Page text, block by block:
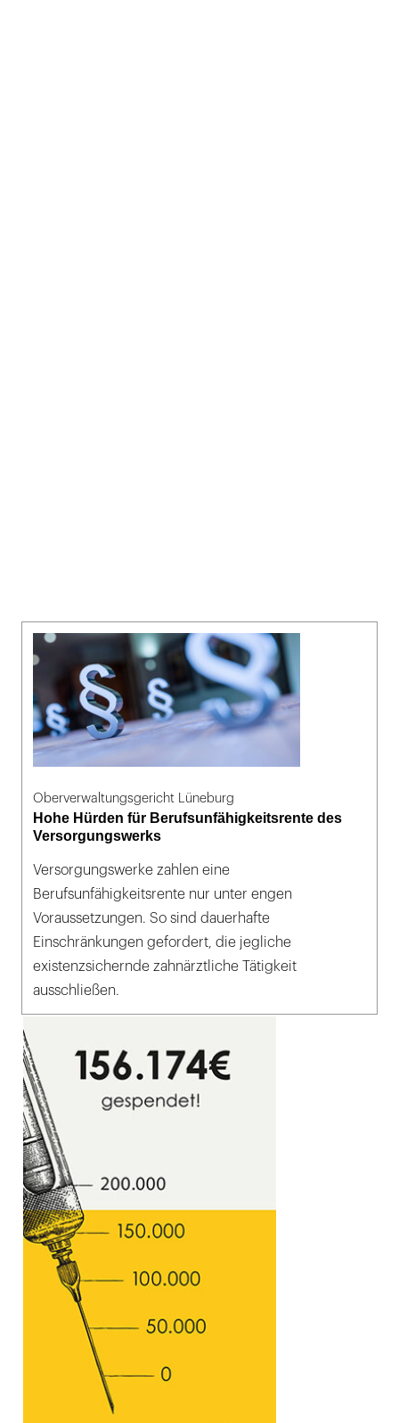
Oberverwaltungsgericht Lüneburg
Hohe Hürden für Berufsunfähigkeitsrente des
Versorgungswerks
Versorgungswerke zahlen eine
Berufsunfähigkeitsrente nur unter engen
Voraussetzungen. So sind dauerhafte
Einschränkungen gefordert, die jegliche
existenzsichernde zahnärztliche Tätigkeit
ausschließen.